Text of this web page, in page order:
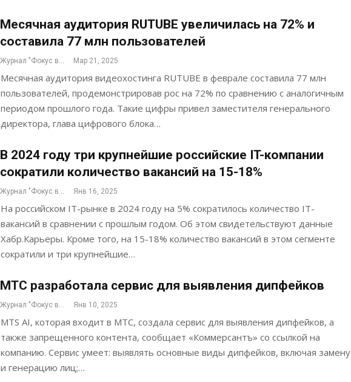
Месячная аудитория RUTUBE увеличилась на 72% и
составила 77 млн пользователей
Журнал "Фокус внимания" Мар 21, 2025
Месячная аудитория видеохостинга RUTUBE в феврале составила 77 млн
пользователей, продемонстрировав рос на 72% по сравнению с аналогичным
периодом прошлого года. Такие цифры привел заместителя генерального
директора, глава цифрового блока…
В 2024 году три крупнейшие российские IT-компании
сократили количество вакансий на 15-18%
Журнал "Фокус внимания" Янв 16, 2025
На российском IT-рынке в 2024 году на 5% сократилось количество IT-
вакансий в сравнении с прошлым годом. Об этом свидетельствуют данные
Хабр.Карьеры. Кроме того, на 15-18% количество вакансий в этом сегменте
сократили и три крупнейшие…
МТС разработала сервис для выявления дипфейков
Журнал "Фокус внимания" Янв 10, 2025
MTS AI, которая входит в МТС, создала сервис для выявления дипфейков, а
также запрещенного контента, сообщает «Коммерсантъ» со ссылкой на
компанию. Сервис умеет: выявлять основные виды дипфейков, включая замену
и генерацию лиц;…